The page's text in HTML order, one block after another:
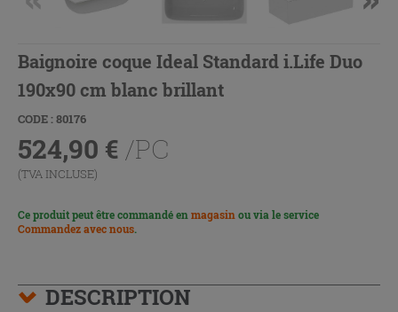
Baignoire coque Ideal Standard i.Life Duo
190x90 cm blanc brillant
CODE : 80176
524,90 € /PC
(TVA INCLUSE)
Ce produit peut être commandé en magasin ou via le service
Commandez avec nous.
DESCRIPTION